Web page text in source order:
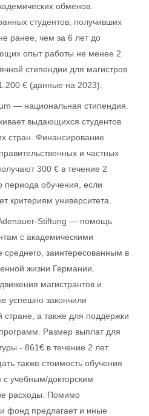
обменов.
студентов, получивших
ранее, чем за 6 лет до
опыт работы не менее 2
стипендии для магистров
€ (данные на 2023).
— национальная стипендия.
выдающихся студентов
стран. Финансирование
и частных
300 € в течение 2
периода обучения, если
критериям университета.
Stiftung — помощь
с академическими
заинтересованным в
жизни Германии.
магистрантов и
успешно закончили
стране, а также для поддержки
Размер выплат для
- 861€ в течение 2 лет.
также стоимость обучения
с учебным/докторским
расходы. Помимо
фонд предлагает и иные